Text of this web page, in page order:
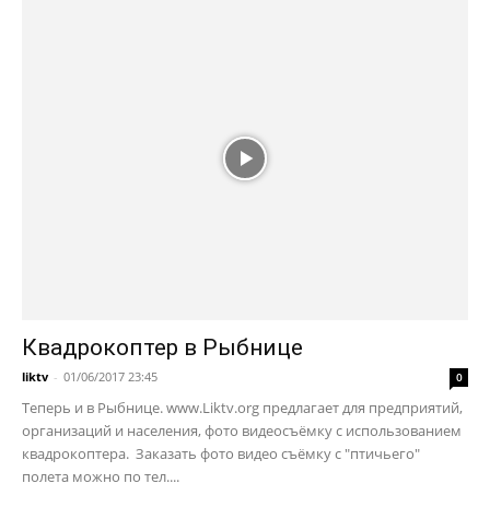
Квадрокоптер в Рыбнице
liktv - 01/06/2017 23:45 0
Теперь и в Рыбнице. www.Liktv.org предлагает для предприятий,
организаций и населения, фото видеосъёмку с использованием
квадрокоптера. Заказать фото видео съёмку с "птичьего"
полета можно по тел....